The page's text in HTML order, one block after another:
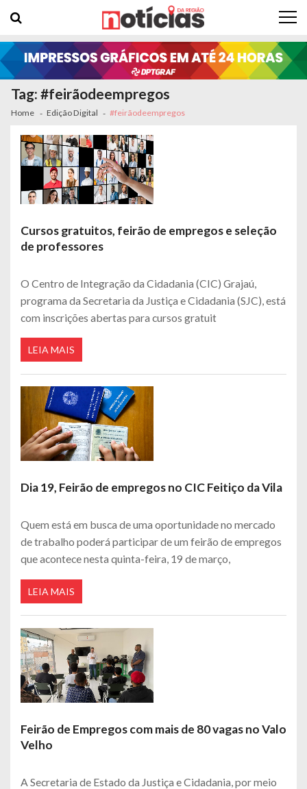
Tag: #feirãodeempregos
Home Edição Digital #feirãodeempregos
Cursos gratuitos, feirão de empregos e seleção
de professores
O Centro de Integração da Cidadania (CIC) Grajaú,
programa da Secretaria da Justiça e Cidadania (SJC), está
com inscrições abertas para cursos gratuit
LEIA MAIS
Dia 19, Feirão de empregos no CIC Feitiço da Vila
Quem está em busca de uma oportunidade no mercado
de trabalho poderá participar de um feirão de empregos
que acontece nesta quinta-feira, 19 de março,
LEIA MAIS
Feirão de Empregos com mais de 80 vagas no Valo
Velho
A Secretaria de Estado da Justiça e Cidadania, por meio